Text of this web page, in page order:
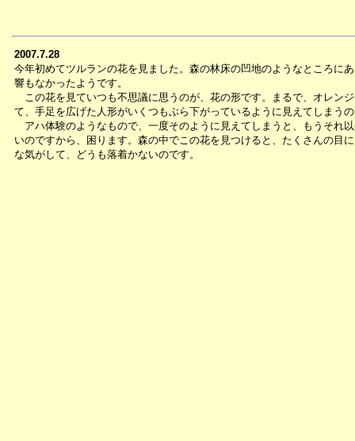
2007.7.28
今年初めてツルランの花を見ました。森の林床の凹地のようなところに
響もなかったようです。
この花を見ていつも不思議に思うのが、花の形です。まるで、オレン
て、手足を広げた人形がいくつもぶら下がっているように見えてしまう
アハ体験のようなもので、一度そのように見えてしまうと、もうそれ
いのですから、困ります。森の中でこの花を見つけると、たくさんの目
な気がして、どうも落着かないのです。